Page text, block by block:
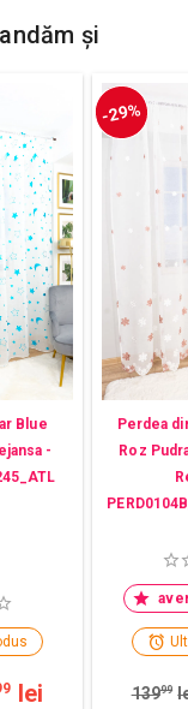
și
Blue
-
lei
-29%
Perdea
Roz
13999